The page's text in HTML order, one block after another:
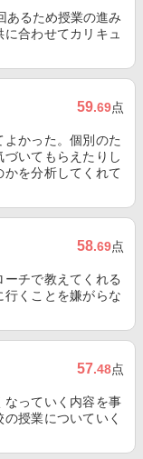
あるため授業の進み
合わせてカリキュ
59.69点
かった。個別のた
いてもらえたりし
を分析してくれて
58.69点
チで教えてくれる
行くことを嫌がらな
57.48点
なっていく内容を事
授業についていく